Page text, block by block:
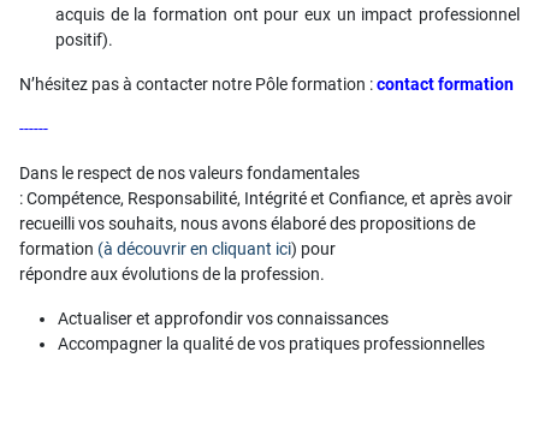
acquis de la formation ont pour eux un impact professionnel
positif).
N’hésitez pas à contacter notre Pôle formation :contact formation
------
Dans le respect de nos valeurs fondamentales
: Compétence, Responsabilité, Intégrité et Confiance, et après avoir
recueilli vos souhaits, nous avons élaboré des propositions de
formation (à découvrir en cliquant ici) pour
répondre aux évolutions de la profession.
Actualiser et approfondir vos connaissances
Accompagner la qualité de vos pratiques professionnelles